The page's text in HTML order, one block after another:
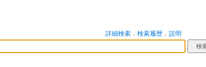
詳細検索． 検索履歴． 説明